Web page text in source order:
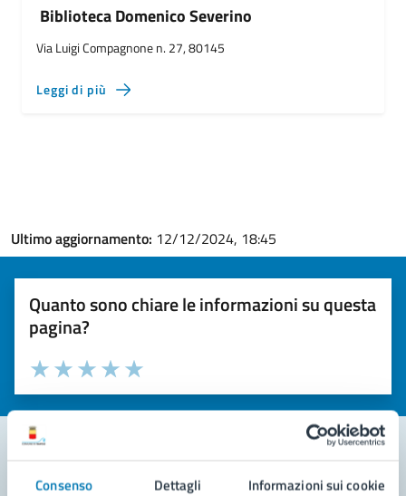
Consenso Dettagli Informazioni sui cookie
Biblioteca Domenico Severino
Via Luigi Compagnone n. 27, 80145
Leggi di più
Ultimo aggiornamento: 12/12/2024, 18:45
Quanto sono chiare le informazioni su questa
pagina?
Valuta la chiarezza delle informazioni (da 1 a 5 stelle)
Seleziona il numero di stelle per valutare la chiarezza delle
Valuta 5 stelle su 5
Valuta 4 stelle su 5
Valuta 3 stelle su 5
Valuta 2 stelle su 5
Valuta 1 stelle su 5